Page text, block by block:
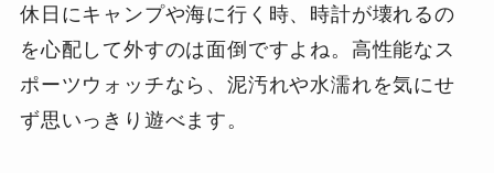
休日にキャンプや海に行く時、時計が壊れるの
を心配して外すのは面倒ですよね。高性能なス
ポーツウォッチなら、泥汚れや水濡れを気にせ
ず思いっきり遊べます。